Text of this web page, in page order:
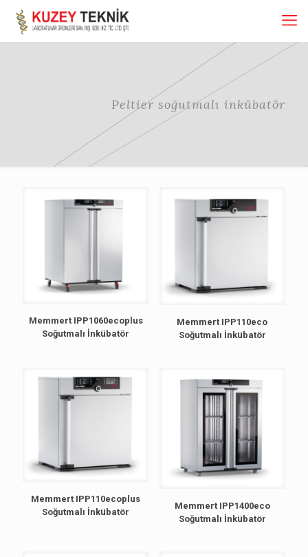
Peltier soğutmalı inkübatör
Memmert IPP1060ecoplus
Soğutmalı İnkübatör
Memmert IPP110eco
Soğutmalı İnkübatör
Memmert IPP110ecoplus
Soğutmalı İnkübatör
Memmert IPP1400eco
Soğutmalı İnkübatör